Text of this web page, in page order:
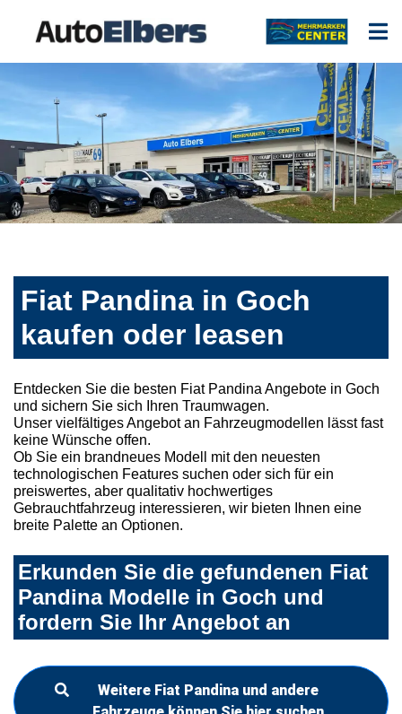
Fiat Pandina in Goch
kaufen oder leasen
Entdecken Sie die besten Fiat Pandina Angebote in Goch
und sichern Sie sich Ihren Traumwagen.
Unser vielfältiges Angebot an Fahrzeugmodellen lässt fast
keine Wünsche offen.
Ob Sie ein brandneues Modell mit den neuesten
technologischen Features suchen oder sich für ein
preiswertes, aber qualitativ hochwertiges
Gebrauchtfahrzeug interessieren, wir bieten Ihnen eine
breite Palette an Optionen.
Erkunden Sie die gefundenen Fiat
Pandina Modelle in Goch und
fordern Sie Ihr Angebot an
Weitere Fiat Pandina und andere